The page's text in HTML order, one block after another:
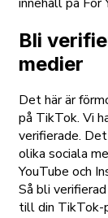
Bli
medier
Det här är
på TikTok. Vi
verifierade.
olika sociala
YouTube och
Så bli
till din TikTok-